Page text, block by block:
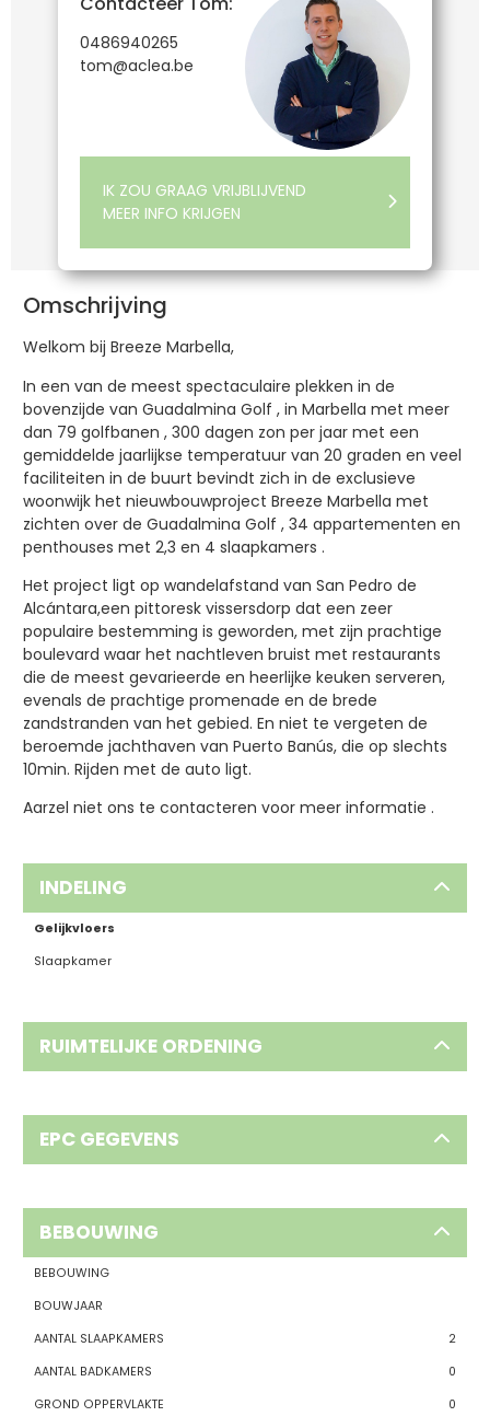
0486940265
tom@aclea.be
IK ZOU GRAAG VRIJBLIJVEND
MEER INFO KRIJGEN
Omschrijving
Welkom bij Breeze Marbella,
In een van de meest spectaculaire plekken in de
bovenzijde van Guadalmina Golf , in Marbella met meer
dan 79 golfbanen , 300 dagen zon per jaar met een
gemiddelde jaarlijkse temperatuur van 20 graden en veel
faciliteiten in de buurt bevindt zich in de exclusieve
woonwijk het nieuwbouwproject Breeze Marbella met
zichten over de Guadalmina Golf , 34 appartementen en
penthouses met 2,3 en 4 slaapkamers .
Het project ligt op wandelafstand van San Pedro de
Alcántara,een pittoresk vissersdorp dat een zeer
populaire bestemming is geworden, met zijn prachtige
boulevard waar het nachtleven bruist met restaurants
die de meest gevarieerde en heerlijke keuken serveren,
evenals de prachtige promenade en de brede
zandstranden van het gebied. En niet te vergeten de
beroemde jachthaven van Puerto Banús, die op slechts
10min. Rijden met de auto ligt.
Aarzel niet ons te contacteren voor meer informatie .
INDELING
Gelijkvloers
Slaapkamer
RUIMTELIJKE ORDENING
EPC GEGEVENS
BEBOUWING
BEBOUWING
BOUWJAAR
AANTAL SLAAPKAMERS
2
AANTAL BADKAMERS
0
GROND OPPERVLAKTE
0